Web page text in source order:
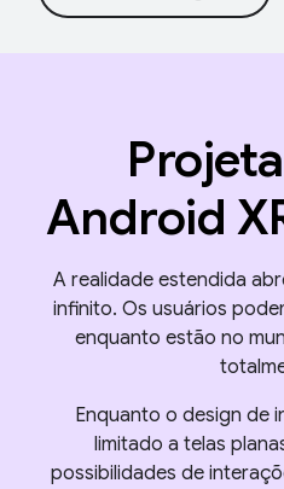
Android
A realidade estendida
infinito. Os usuários
enquanto estão no
Enquanto o design de
limitado a telas
possibilidades de